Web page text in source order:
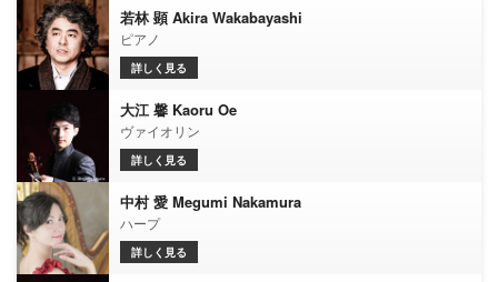
若林 顕 Akira Wakabayashi
ピアノ
詳しく見る
大江 馨 Kaoru Oe
ヴァイオリン
詳しく見る
中村 愛 Megumi Nakamura
ハープ
詳しく見る